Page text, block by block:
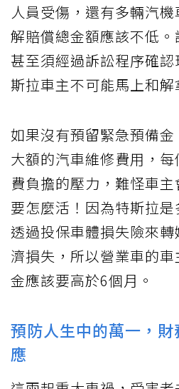
人員受傷，還有多輛汽
解賠償總金額應該不低。
甚至須經過訴訟程序確
斯拉車主不可能馬上和解
如果沒有預留緊急預備
大額的汽車維修費用，
費負擔的壓力，難怪車
要怎麼活！因為特斯拉
透過投保車體損失險來
濟損失，所以營業車的
金應該要高於6個月。
預防人生中的萬一，
應